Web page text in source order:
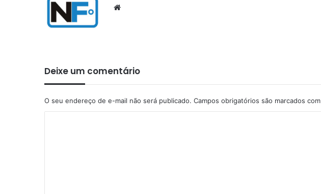
Deixe um comentário
O seu endereço de e-mail não será publicado. Campos obrigatórios são marcados com